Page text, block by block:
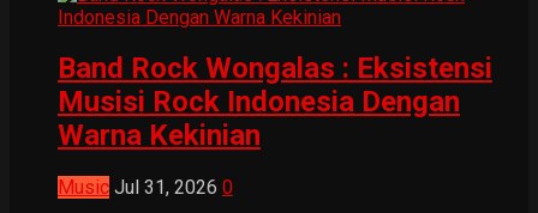
Band Rock Wongalas : Eksistensi
Musisi Rock Indonesia Dengan
Warna Kekinian
Music Jul 31, 2026 0